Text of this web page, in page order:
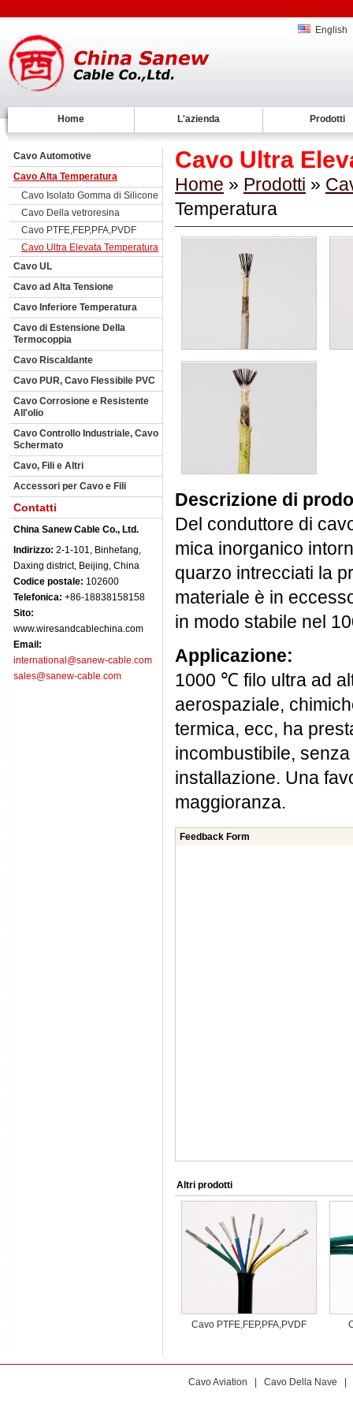
English
Home L'azienda Prodotti
Cavo Automotive
Cavo Alta Temperatura
Cavo Isolato Gomma di Silicone
Cavo Della vetroresina
Cavo PTFE,FEP,PFA,PVDF
Cavo Ultra Elevata Temperatura
Cavo UL
Cavo ad Alta Tensione
Cavo Inferiore Temperatura
Cavo di Estensione Della
Termocoppia
Cavo Riscaldante
Cavo PUR, Cavo Flessibile PVC
Cavo Corrosione e Resistente
All'olio
Cavo Controllo Industriale, Cavo
Schermato
Cavo, Fili e Altri
Accessori per Cavo e Fili
Contatti
China Sanew Cable Co., Ltd.
Indirizzo: 2-1-101, Binhefang,
Daxing district, Beijing, China
Codice postale: 102600
Telefonica: +86-18838158158
Sito:
www.wiresandcablechina.com
Email:
international@sanew-cable.com
sales@sanew-cable.com
Cavo Ultra
Home » Prodotti »
Temperatura
Descrizione di
Del conduttore di
mica inorganico
quarzo intrecciati la
materiale è in
in modo stabile nel
Applicazione:
1000 ℃ filo ultra ad
aerospaziale,
termica, ecc, ha
incombustibile,
installazione. Una
maggioranza.
Feedback Form
Altri prodotti
Cavo PTFE,FEP,PFA,PVDF
Cavo Aviation Cavo Della Nave